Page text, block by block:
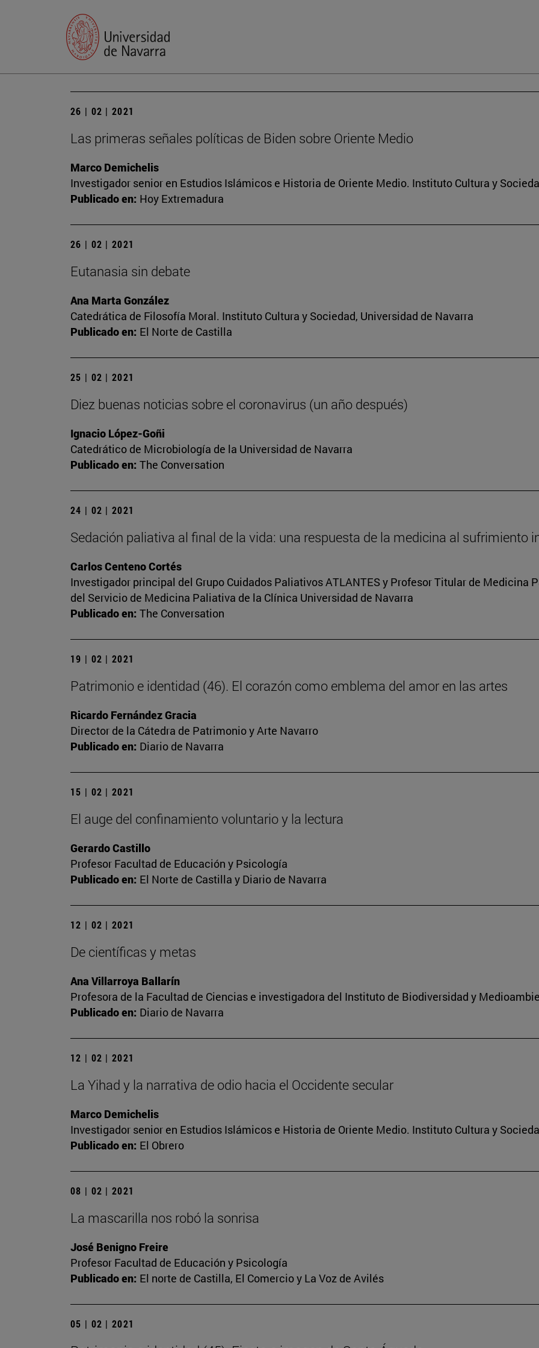
26 | 02 | 2021
Las primeras señales políticas de Biden sobre Oriente Medio
Marco Demichelis
Investigador senior en Estudios Islámicos e Historia de Oriente Medio. Instituto Cultura y
Publicado en: Hoy Extremadura
26 | 02 | 2021
Eutanasia sin debate
Ana Marta González
Catedrática de Filosofía Moral. Instituto Cultura y Sociedad, Universidad de Navarra
Publicado en: El Norte de Castilla
25 | 02 | 2021
Diez buenas noticias sobre el coronavirus (un año después)
Ignacio López-Goñi
Catedrático de Microbiología de la Universidad de Navarra
Publicado en: The Conversation
24 | 02 | 2021
Sedación paliativa al final de la vida: una respuesta de la medicina al sufrimiento
Carlos Centeno Cortés
Investigador principal del Grupo Cuidados Paliativos ATLANTES y Profesor Titular de Medicina
del Servicio de Medicina Paliativa de la Clínica Universidad de Navarra
Publicado en: The Conversation
19 | 02 | 2021
Patrimonio e identidad (46). El corazón como emblema del amor en las artes
Ricardo Fernández Gracia
Director de la Cátedra de Patrimonio y Arte Navarro
Publicado en: Diario de Navarra
15 | 02 | 2021
El auge del confinamiento voluntario y la lectura
Gerardo Castillo
Profesor Facultad de Educación y Psicología
Publicado en: El Norte de Castilla y Diario de Navarra
12 | 02 | 2021
De científicas y metas
Ana Villarroya Ballarín
Profesora de la Facultad de Ciencias e investigadora del Instituto de Biodiversidad y
Publicado en: Diario de Navarra
12 | 02 | 2021
La Yihad y la narrativa de odio hacia el Occidente secular
Marco Demichelis
Investigador senior en Estudios Islámicos e Historia de Oriente Medio. Instituto Cultura y
Publicado en: El Obrero
08 | 02 | 2021
La mascarilla nos robó la sonrisa
José Benigno Freire
Profesor Facultad de Educación y Psicología
Publicado en: El norte de Castilla, El Comercio y La Voz de Avilés
05 | 02 | 2021